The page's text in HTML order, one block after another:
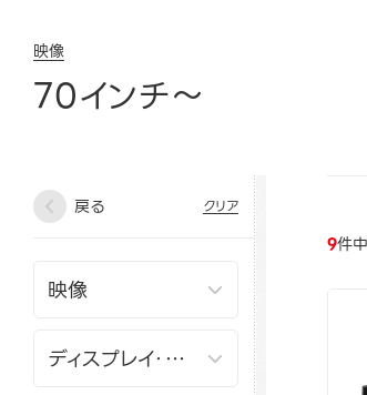
映像
70インチ～
戻る クリア
9件